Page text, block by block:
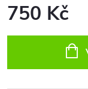
750 Kč